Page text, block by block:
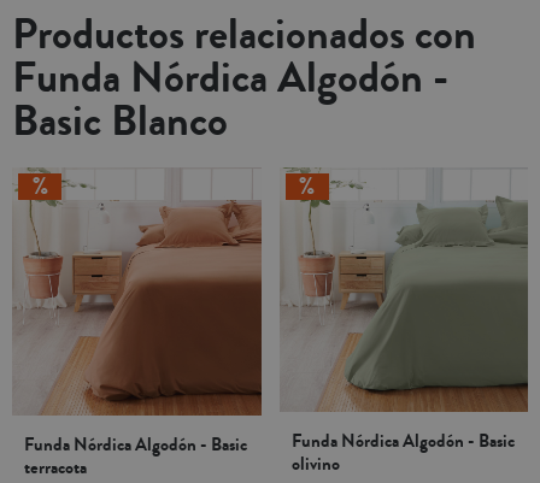
Productos relacionados con
Funda Nórdica Algodón -
Basic Blanco
Funda Nórdica Algodón - Basic
terracota
Funda Nórdica Algodón - Basic
olivino